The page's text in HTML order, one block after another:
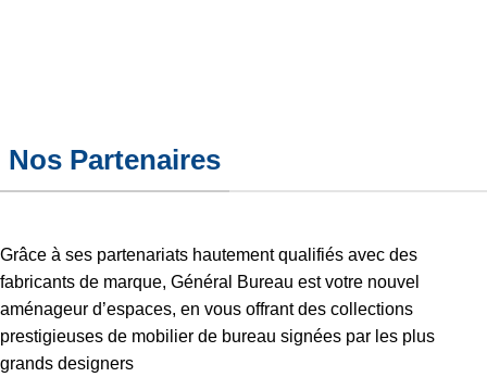
Nos Partenaires
Grâce à ses partenariats hautement qualifiés avec des
fabricants de marque, Général Bureau est votre nouvel
aménageur d’espaces, en vous offrant des collections
prestigieuses de mobilier de bureau signées par les plus
grands designers